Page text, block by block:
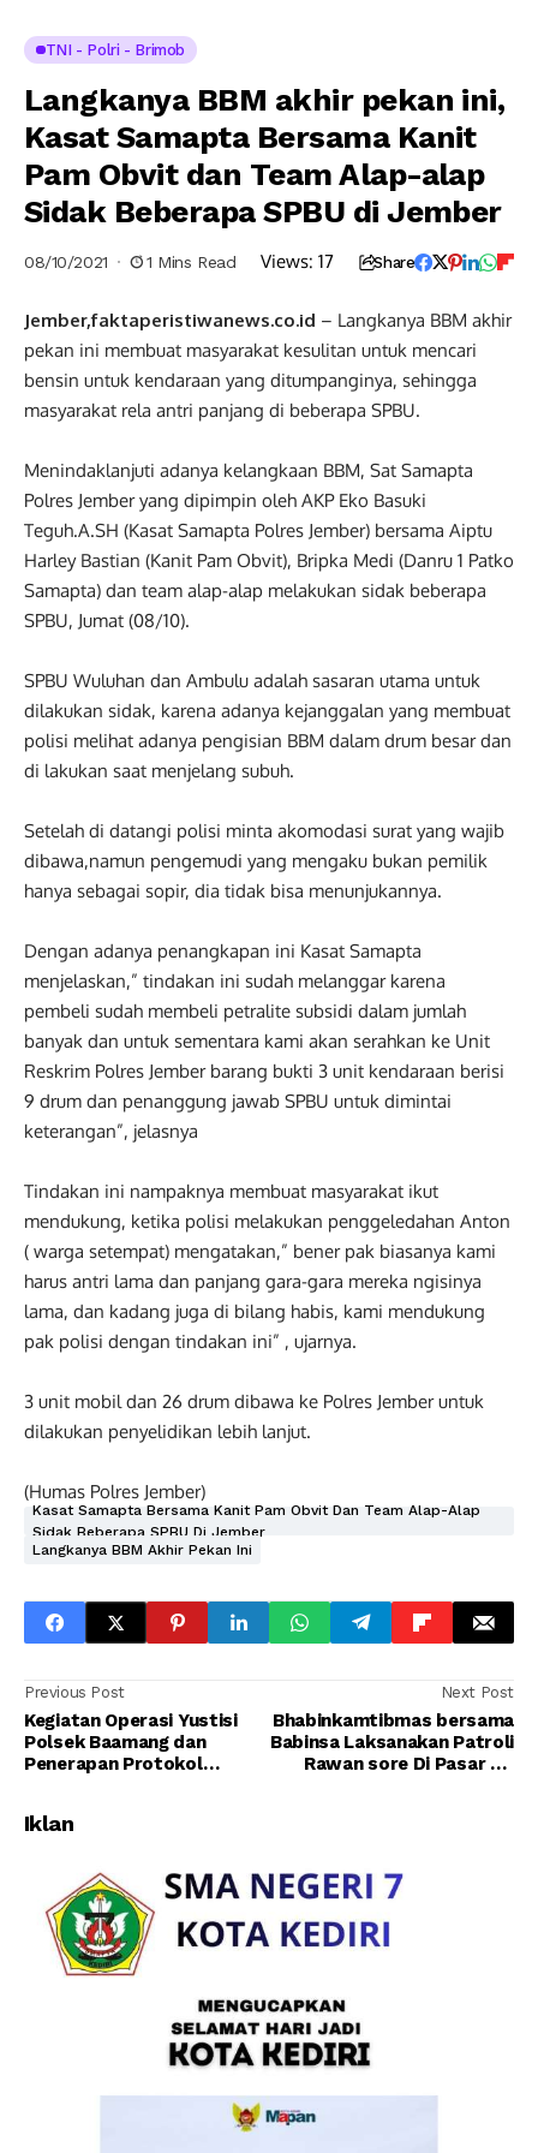
TNI - Polri - Brimob
Langkanya BBM akhir pekan ini,
Kasat Samapta Bersama Kanit
Pam Obvit dan Team Alap-alap
Sidak Beberapa SPBU di Jember
08/10/2021 1 Mins Read Views: 17 Share
Jember,faktaperistiwanews.co.id – Langkanya BBM akhir
pekan ini membuat masyarakat kesulitan untuk mencari
bensin untuk kendaraan yang ditumpanginya, sehingga
masyarakat rela antri panjang di beberapa SPBU.
Menindaklanjuti adanya kelangkaan BBM, Sat Samapta
Polres Jember yang dipimpin oleh AKP Eko Basuki
Teguh.A.SH (Kasat Samapta Polres Jember) bersama Aiptu
Harley Bastian (Kanit Pam Obvit), Bripka Medi (Danru 1 Patko
Samapta) dan team alap-alap melakukan sidak beberapa
SPBU, Jumat (08/10).
SPBU Wuluhan dan Ambulu adalah sasaran utama untuk
dilakukan sidak, karena adanya kejanggalan yang membuat
polisi melihat adanya pengisian BBM dalam drum besar dan
di lakukan saat menjelang subuh.
Setelah di datangi polisi minta akomodasi surat yang wajib
dibawa,namun pengemudi yang mengaku bukan pemilik
hanya sebagai sopir, dia tidak bisa menunjukannya.
Dengan adanya penangkapan ini Kasat Samapta
menjelaskan,” tindakan ini sudah melanggar karena
pembeli sudah membeli petralite subsidi dalam jumlah
banyak dan untuk sementara kami akan serahkan ke Unit
Reskrim Polres Jember barang bukti 3 unit kendaraan berisi
9 drum dan penanggung jawab SPBU untuk dimintai
keterangan”, jelasnya
Tindakan ini nampaknya membuat masyarakat ikut
mendukung, ketika polisi melakukan penggeledahan Anton
( warga setempat) mengatakan,” bener pak biasanya kami
harus antri lama dan panjang gara-gara mereka ngisinya
lama, dan kadang juga di bilang habis, kami mendukung
pak polisi dengan tindakan ini” , ujarnya.
3 unit mobil dan 26 drum dibawa ke Polres Jember untuk
dilakukan penyelidikan lebih lanjut.
(Humas Polres Jember)
Kasat Samapta Bersama Kanit Pam Obvit Dan Team Alap-Alap
Sidak Beberapa SPBU Di Jember
Langkanya BBM Akhir Pekan Ini
Previous Post
Kegiatan Operasi Yustisi
Polsek Baamang dan
Penerapan Protokol
Next Post
Bhabinkamtibmas bersama
Babinsa Laksanakan Patroli
Rawan sore Di Pasar Al-
Iklan